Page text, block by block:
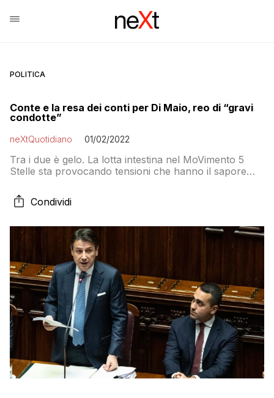
POLITICA
Conte e la resa dei conti per Di Maio, reo di “gravi
condotte”
neXtQuotidiano 01/02/2022
Tra i due è gelo. La lotta intestina nel MoVimento 5
Stelle sta provocando tensioni che hanno il sapore
Condividi